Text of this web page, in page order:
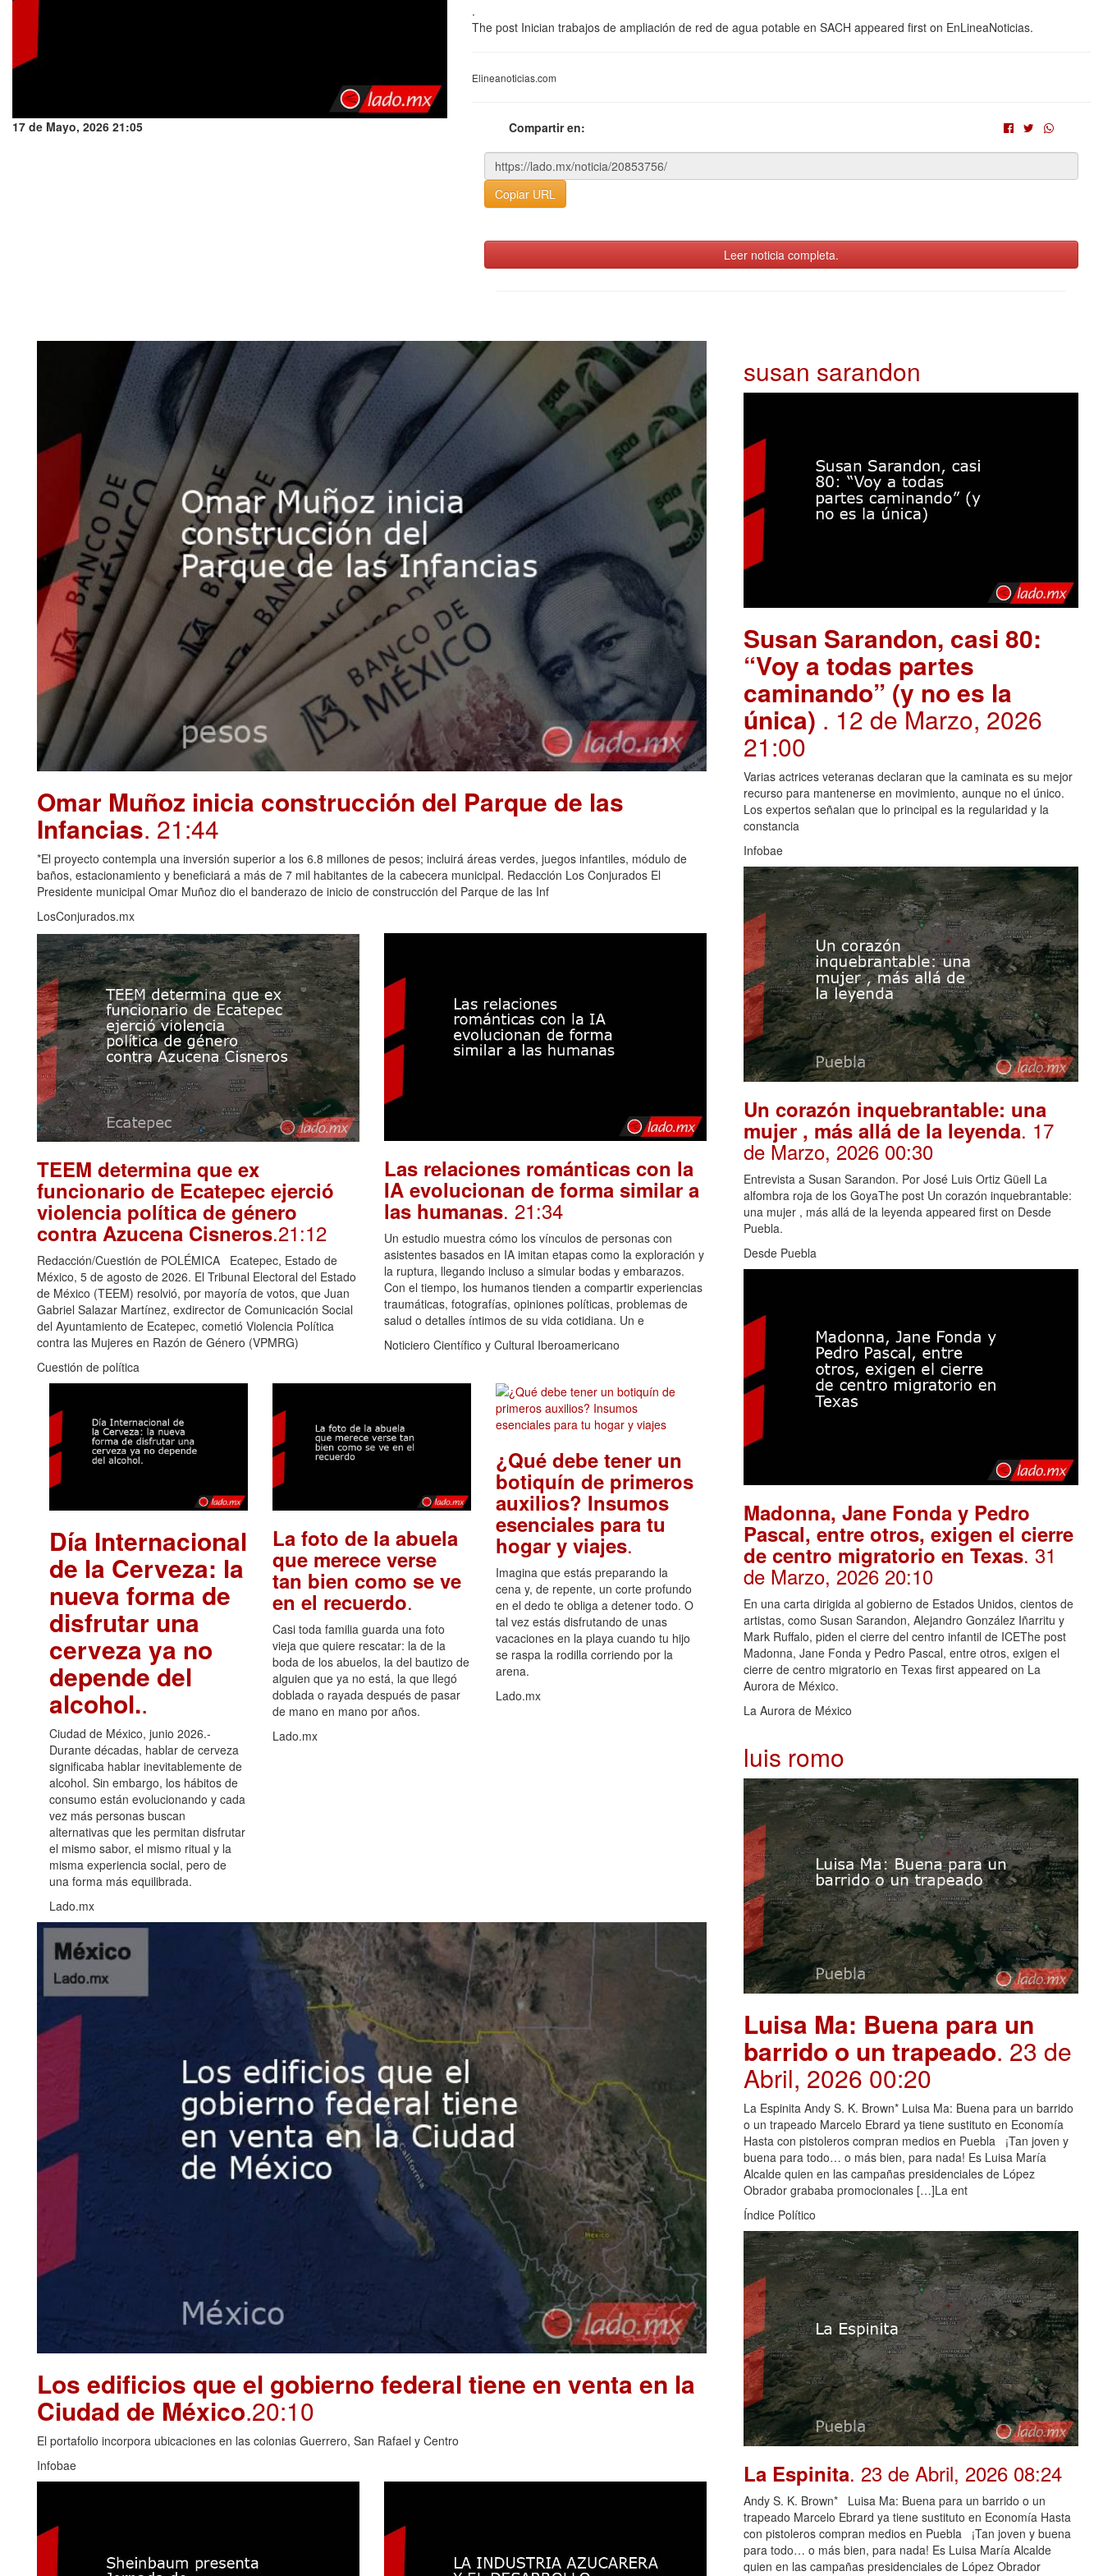
17 de Mayo, 2026 21:05
.
The post Inician trabajos de ampliación de red de agua potable en SACH appeared first on EnLineaNoticias.
Elineanoticias.com
Compartir en:
Copiar URL
Leer noticia completa.
Omar Muñoz inicia construcción del Parque de las
Infancias. 21:44
*El proyecto contempla una inversión superior a los 6.8 millones de pesos; incluirá áreas verdes, juegos infantiles, módulo de
baños, estacionamiento y beneficiará a más de 7 mil habitantes de la cabecera municipal. Redacción Los Conjurados El
Presidente municipal Omar Muñoz dio el banderazo de inicio de construcción del Parque de las Inf
LosConjurados.mx
TEEM determina que ex
funcionario de Ecatepec ejerció
violencia política de género
contra Azucena Cisneros.21:12
Redacción/Cuestión de POLÉMICA Ecatepec, Estado de
México, 5 de agosto de 2026. El Tribunal Electoral del Estado
de México (TEEM) resolvió, por mayoría de votos, que Juan
Gabriel Salazar Martínez, exdirector de Comunicación Social
del Ayuntamiento de Ecatepec, cometió Violencia Política
contra las Mujeres en Razón de Género (VPMRG)
Cuestión de política
Las relaciones románticas con la
IA evolucionan de forma similar a
las humanas. 21:34
Un estudio muestra cómo los vínculos de personas con
asistentes basados en IA imitan etapas como la exploración y
la ruptura, llegando incluso a simular bodas y embarazos.
Con el tiempo, los humanos tienden a compartir experiencias
traumáticas, fotografías, opiniones políticas, problemas de
salud o detalles íntimos de su vida cotidiana. Un e
Noticiero Científico y Cultural Iberoamericano
Día Internacional
de la Cerveza: la
nueva forma de
disfrutar una
cerveza ya no
depende del
alcohol..
Ciudad de México, junio 2026.-
Durante décadas, hablar de cerveza
significaba hablar inevitablemente de
alcohol. Sin embargo, los hábitos de
consumo están evolucionando y cada
vez más personas buscan
alternativas que les permitan disfrutar
el mismo sabor, el mismo ritual y la
misma experiencia social, pero de
una forma más equilibrada.
Lado.mx
La foto de la abuela
que merece verse
tan bien como se ve
en el recuerdo.
Casi toda familia guarda una foto
vieja que quiere rescatar: la de la
boda de los abuelos, la del bautizo de
alguien que ya no está, la que llegó
doblada o rayada después de pasar
de mano en mano por años.
Lado.mx
¿Qué debe tener un
botiquín de primeros
auxilios? Insumos
esenciales para tu
hogar y viajes.
Imagina que estás preparando la
cena y, de repente, un corte profundo
en el dedo te obliga a detener todo. O
tal vez estás disfrutando de unas
vacaciones en la playa cuando tu hijo
se raspa la rodilla corriendo por la
arena.
Lado.mx
Los edificios que el gobierno federal tiene en venta en la
Ciudad de México.20:10
El portafolio incorpora ubicaciones en las colonias Guerrero, San Rafael y Centro
Infobae
susan sarandon
Susan Sarandon, casi 80:
“Voy a todas partes
caminando” (y no es la
única) . 12 de Marzo, 2026
21:00
Varias actrices veteranas declaran que la caminata es su mejor
recurso para mantenerse en movimiento, aunque no el único.
Los expertos señalan que lo principal es la regularidad y la
constancia
Infobae
Un corazón inquebrantable: una
mujer , más allá de la leyenda. 17
de Marzo, 2026 00:30
Entrevista a Susan Sarandon. Por José Luis Ortiz Güell La
alfombra roja de los GoyaThe post Un corazón inquebrantable:
una mujer , más allá de la leyenda appeared first on Desde
Puebla.
Desde Puebla
Madonna, Jane Fonda y Pedro
Pascal, entre otros, exigen el cierre
de centro migratorio en Texas. 31
de Marzo, 2026 20:10
En una carta dirigida al gobierno de Estados Unidos, cientos de
artistas, como Susan Sarandon, Alejandro González Iñarritu y
Mark Ruffalo, piden el cierre del centro infantil de ICEThe post
Madonna, Jane Fonda y Pedro Pascal, entre otros, exigen el
cierre de centro migratorio en Texas first appeared on La
Aurora de México.
La Aurora de México
luis romo
Luisa Ma: Buena para un
barrido o un trapeado. 23 de
Abril, 2026 00:20
La Espinita Andy S. K. Brown* Luisa Ma: Buena para un barrido
o un trapeado Marcelo Ebrard ya tiene sustituto en Economía
Hasta con pistoleros compran medios en Puebla ¡Tan joven y
buena para todo… o más bien, para nada! Es Luisa María
Alcalde quien en las campañas presidenciales de López
Obrador grababa promocionales […]La ent
Índice Político
La Espinita. 23 de Abril, 2026 08:24
Andy S. K. Brown* Luisa Ma: Buena para un barrido o un
trapeado Marcelo Ebrard ya tiene sustituto en Economía Hasta
con pistoleros compran medios en Puebla ¡Tan joven y buena
para todo… o más bien, para nada! Es Luisa María Alcalde
quien en las campañas presidenciales de López Obrador